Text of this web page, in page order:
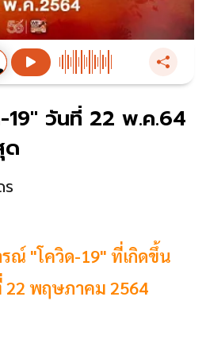
19" วันที่ 22 พ.ค.64
ด
ณ์ "โควิด-19" ที่เกิดขึ้น
22 พฤษภาคม 2564